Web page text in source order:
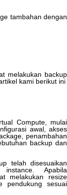
tambahan dengan
melakukan backup
kami berikut ini
Compute,
mulai
awal,
akses
penambahan
backup dan
telah disesuaikan
instance
Apabila
melakukan
resize
pendukung
sesuai